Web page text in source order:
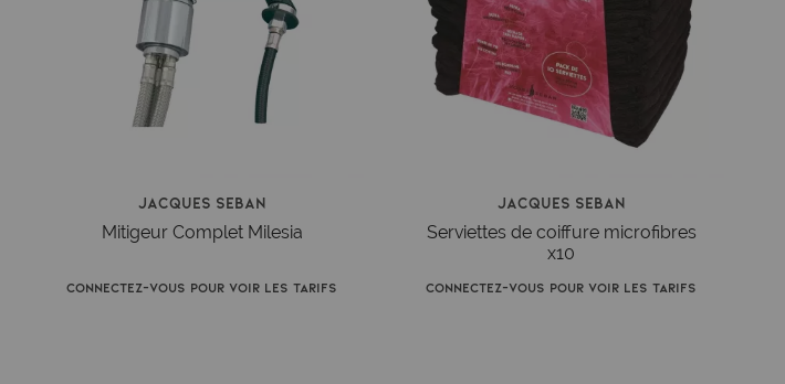
Jacques Seban
Mitigeur Complet Milesia
Connectez-vous pour voir les tarifs
Jacques Seban
Serviettes de coiffure microfibres
x10
Connectez-vous pour voir les tarifs